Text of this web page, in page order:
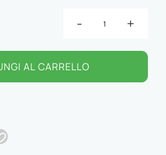
- +
AL CARRELLO